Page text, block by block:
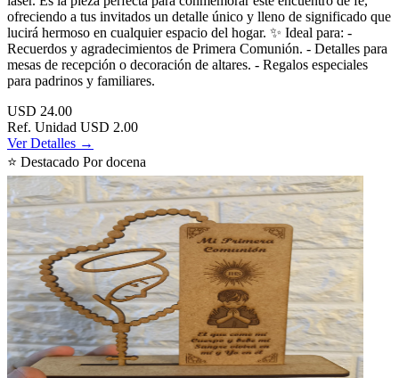
ofreciendo a tus invitados un detalle único y lleno de significado que
lucirá hermoso en cualquier espacio del hogar. ✨ Ideal para: -
Recuerdos y agradecimientos de Primera Comunión. - Detalles para
mesas de recepción o decoración de altares. - Regalos especiales
para padrinos y familiares.
USD 24.00
Ref. Unidad USD 2.00
Ver Detalles →
⭐ Destacado Por docena